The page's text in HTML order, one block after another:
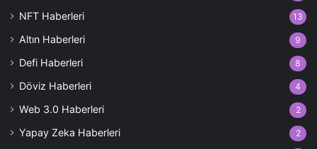
NFT Haberleri 13
Altın Haberleri 9
Defi Haberleri 8
Döviz Haberleri 4
Web 3.0 Haberleri 2
Yapay Zeka Haberleri 2